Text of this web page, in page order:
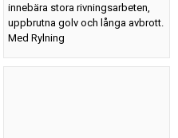
innebära stora rivningsarbeten,
uppbrutna golv och långa avbrott.
Med Rylning